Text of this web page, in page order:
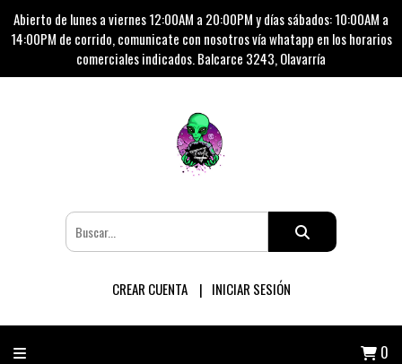
Abierto de lunes a viernes 12:00AM a 20:00PM y días sábados: 10:00AM a
14:00PM de corrido, comunicate con nosotros vía whatapp en los horarios
comerciales indicados. Balcarce 3243, Olavarría
CREAR CUENTA INICIAR SESIÓN
0